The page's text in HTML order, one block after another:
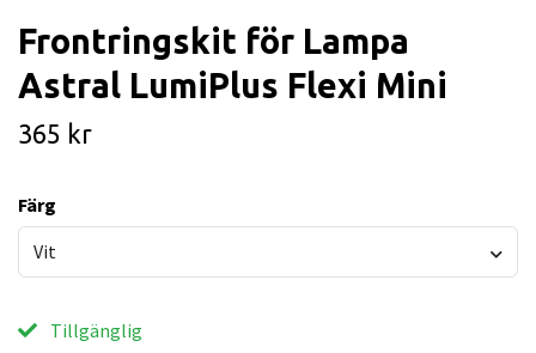
Frontringskit för Lampa
Astral LumiPlus Flexi Mini
365 kr
Färg
Vit
Tillgänglig